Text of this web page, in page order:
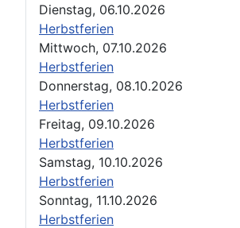
Dienstag, 06.10.2026
Herbstferien
Mittwoch, 07.10.2026
Herbstferien
Donnerstag, 08.10.2026
Herbstferien
Freitag, 09.10.2026
Herbstferien
Samstag, 10.10.2026
Herbstferien
Sonntag, 11.10.2026
Herbstferien